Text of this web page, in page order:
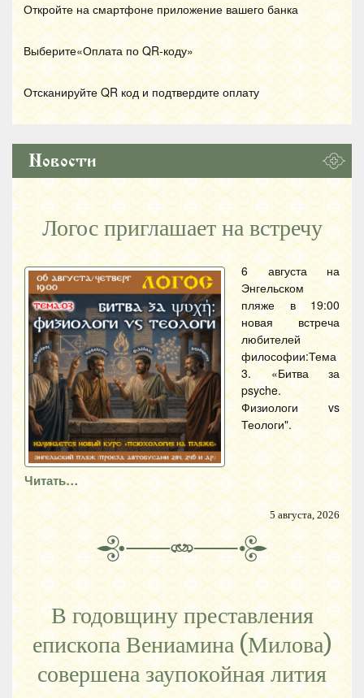
Откройте на смартфоне приложение вашего банка
Выберите«Оплата по QR-коду»
Отсканируйте QR код и подтвердите оплату
Новости
Логос приглашает на встречу
6 августа на
Энгельском
пляже в 19:00
новая встреча
любителей
философии:Тема
3. «Битва за
psyche.
Физиологи vs
Теологи".
Читать…
5 августа, 2026
В годовщину преставления
епископа Вениамина (Милова)
совершена заупокойная лития